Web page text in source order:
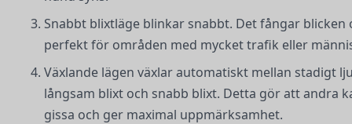
Snabbt blixtläge blinkar snabbt. Det fångar blicken
perfekt för områden med mycket trafik eller
Växlande lägen växlar automatiskt mellan stadigt
långsam blixt och snabb blixt. Detta gör att andra
gissa och ger maximal uppmärksamhet.